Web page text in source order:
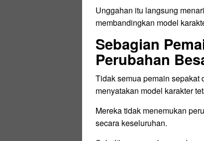
Unggahan itu langsung
membandingkan model
Sebagian
Perubahan
Tidak semua pemain sepakat
menyatakan model karakter
Mereka tidak menemukan
secara keseluruhan.